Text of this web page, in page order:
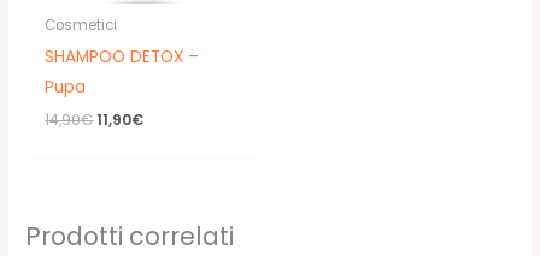
Cosmetici
SHAMPOO DETOX –
Pupa
14,90€Il
11,90€Il
Prodotti correlati